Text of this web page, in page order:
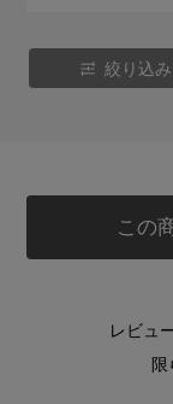
絞り込み
この
レビュ
限